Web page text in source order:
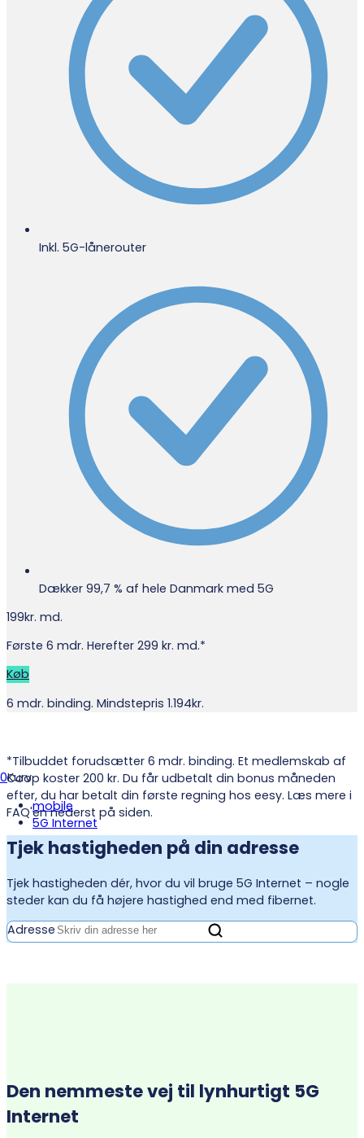
0Kurv
mobile
5G Internet
Inkl. 5G-lånerouter
Dækker 99,7 % af hele Danmark med 5G
199kr. md.
Første 6 mdr. Herefter 299 kr. md.*
Køb
6 mdr. binding. Mindstepris 1.194kr.
*Tilbuddet forudsætter 6 mdr. binding. Et medlemskab af
Coop koster 200 kr. Du får udbetalt din bonus måneden
efter, du har betalt din første regning hos eesy. Læs mere i
FAQ'en nederst på siden.
Tjek hastigheden på din adresse
Tjek hastigheden dér, hvor du vil bruge 5G Internet – nogle
steder kan du få højere hastighed end med fibernet.
Adresse
Den nemmeste vej til lynhurtigt 5G
Internet